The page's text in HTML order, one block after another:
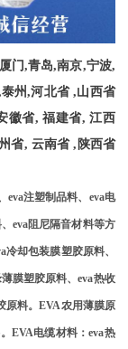
厦门,青岛,南京,宁波,
泰州,河北省 ,山西省
徽省, 福建省, 江西
省, 云南省 , 陕西省
eva注塑制品料、 eva电
eva阻尼隔音材料等方
冷却包装膜塑胶原料、
膜塑胶原料、eva热收
原料。EVA农用薄膜原
EVA电缆材料：eva热